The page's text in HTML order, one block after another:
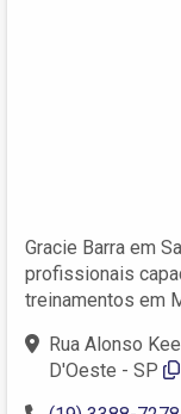
Gracie Barra em
profissionais
treinamentos em
Rua Alonso
D'Oeste - SP